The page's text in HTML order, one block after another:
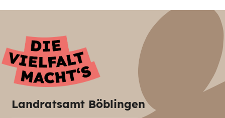
Landratsamt Böblingen